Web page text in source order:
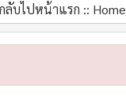
กลับไปหน้าแรก :: Home